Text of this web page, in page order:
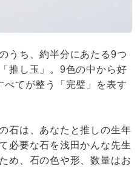
うち、約半分にあたる9つ
推し玉」。9色の中から好
てが整う「完璧」を表す
石は、あなたと推しの生年
必要な石を浅田かんな先生
め、石の色や形、数量はお